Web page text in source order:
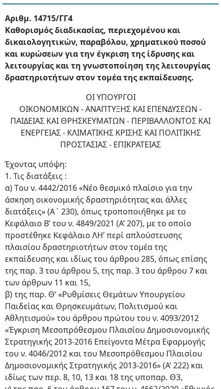
Αριθμ. 14715/ΓΓ4
Καθορισμός διαδικασίας, περιεχομένου και
δικαιολογητικών, παραβόλου, χρηματικού ποσού
και κυρώσεων για την έγκριση της ίδρυσης και
λειτουργίας και τη γνωστοποίηση της λειτουργίας
δραστηριοτήτων στον τομέα της εκπαίδευσης.
ΟΙ ΥΠΟΥΡΓΟΙ
ΟΙΚΟΝΟΜΙΚΩΝ - ΑΝΑΠΤΥΞΗΣ ΚΑΙ ΕΠΕΝΔΥΣΕΩΝ -
ΠΑΙΔΕΙΑΣ ΚΑΙ ΘΡΗΣΚΕΥΜΑΤΩΝ - ΠΕΡΙΒΑΛΛΟΝΤΟΣ ΚΑΙ
ΕΝΕΡΓΕΙΑΣ - ΚΛΙΜΑΤΙΚΗΣ ΚΡΙΣΗΣ ΚΑΙ ΠΟΛΙΤΙΚΗΣ
ΠΡΟΣΤΑΣΙΑΣ - ΕΠΙΚΡΑΤΕΙΑΣ
Έχοντας υπόψη:
1. Τις διατάξεις :
α) Tου ν. 4442/2016 «Νέο θεσμικό πλαίσιο για την
άσκηση οικονομικής δραστηριότητας και άλλες
διατάξεις» (Α΄ 230), όπως τροποποιήθηκε με το
Κεφάλαιο Β’ του ν. 4849/2021 (Α’ 207), με το οποίο
προστέθηκε Κεφάλαιο ΛΗ’ περί απλούστευσης
πλαισίου δραστηριοτήτων στον τομέα της
εκπαίδευσης και ιδίως του άρθρου 285, όπως επίσης
της παρ. 3 του άρθρου 5, της παρ. 3 του άρθρου 7 και
των άρθρων 11 και 15,
β) της παρ. Θ’ «Ρυθμίσεις Θεμάτων Υπουργείου
Παιδείας και Θρησκευμάτων, Πολιτισμού και
Αθλητισμού» του άρθρου πρώτου του ν. 4093/2012
«Έγκριση Μεσοπρόθεσμου Πλαισίου Δημοσιονομικής
Στρατηγικής 2013-2016 Επείγοντα Μέτρα Εφαρμογής
του ν. 4046/2012 και του Μεσοπρόθεσμου Πλαισίου
Δημοσιονομικής Στρατηγικής 2013-2016» (Α’ 222) και
ιδίως των περ. 8, 10, 13 και 18 της υποπαρ. Θ3,